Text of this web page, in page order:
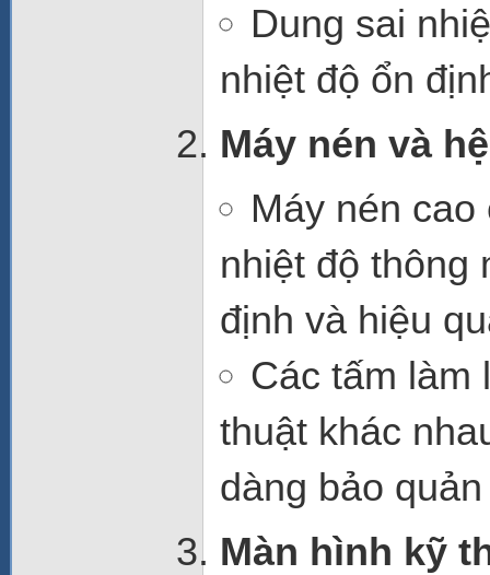
Dung sai
nhiệt độ ổn
Máy nén và
Máy nén cao
nhiệt độ thông
định và hiệu
Các tấm làm
thuật khác
dàng bảo
Màn hình kỹ